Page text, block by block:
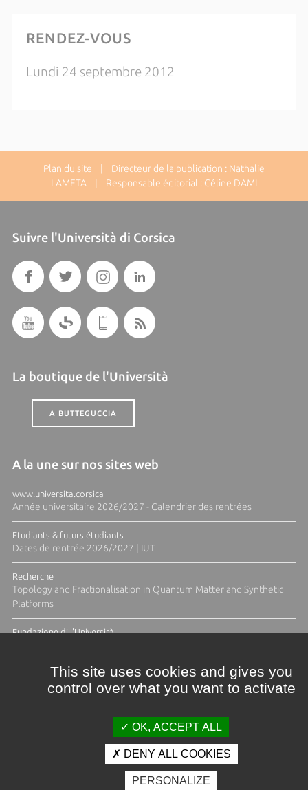
RENDEZ-VOUS
Lundi 24 septembre 2012
Plan du site | Directeur de la publication : Nathalie
LAMETA | Responsable éditorial : Céline DAMI
Suivre l'Università di Corsica
La boutique de l'Università
A BUTTEGUCCIA
A la une sur nos sites web
www.universita.corsica
Année universitaire 2026/2027 - Calendrier des rentrées
Etudiants & futurs étudiants
Dates de rentrée 2026/2027 | IUT
Recherche
Topology and Fractionalisation in Quantum Matter and Synthetic
Platforms
Fundazione di l'Università
Crédits et mentions légales
Espace presse Photothèque
This site uses cookies and gives you
control over what you want to activate
OK, ACCEPT ALL
DENY ALL COOKIES
PERSONALIZE